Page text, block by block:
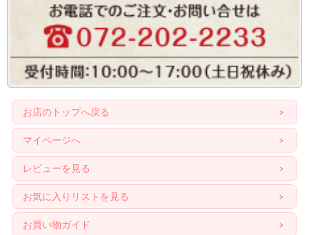
お店のトップへ戻る
マイページへ
レビューを見る
お気に入りリストを見る
お買い物ガイド